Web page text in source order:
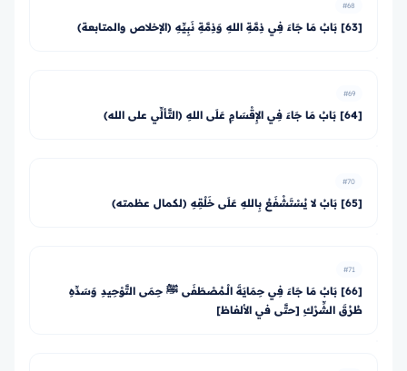
#68
[63] بَابُ مَا جَاءَ فِي ذِمَّةِ اللهِ وَذِمَّةِ نَبِيِّهِ (الإخلاص والمتابعة)
#69
[64] بَابُ مَا جَاءَ فِي الإِقْسَامِ عَلَى اللهِ (التَّألِّي على الله)
#70
[65] بَابُ لا يُسْتَشْفَعُ بِاللهِ عَلَى خَلْقِهِ (لكمال عظمته)
#71
[66] بَابُ مَا جَاءَ فِي حِمَايَةَ الْـمُصْطَفَى ﷺ حِمَى التَّوْحِيدِ وَسَدِّهِ
طُرُقَ الشِّرْكِ [حتَّى في الألفاظ]